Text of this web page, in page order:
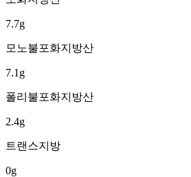
7.7g
모노불포화지방산
7.1 g
폴리불포화지방산
2.4g
트랜스지방
0g